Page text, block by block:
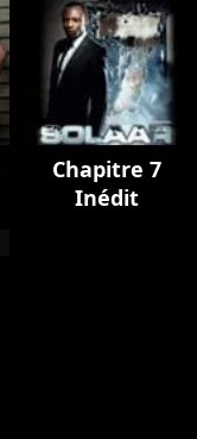
Chapitre 7
Inédit